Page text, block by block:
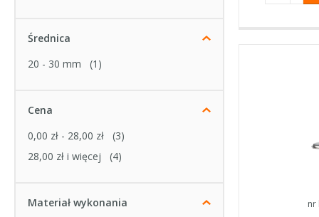
Średnica
20 - 30 mm
(1)
Cena
0,00 zł - 28,00 zł
(3)
28,00 zł i więcej (4)
Materiał wykonania
nr